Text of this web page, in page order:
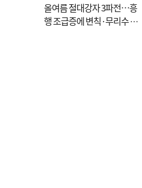
올여름 절대강자 3파전…흥
행 조급증에 변칙·무리수 마